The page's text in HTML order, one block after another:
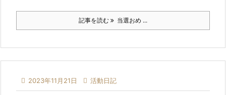
記事を読む 当選おめ ...
 2023年11月21日  活動日記